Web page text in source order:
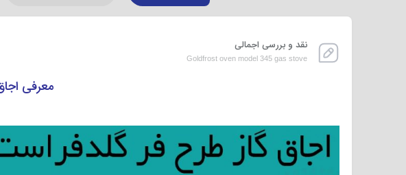
نقد و بررسی اجمالی
Goldfrost oven model 345 gas stove
معرفی